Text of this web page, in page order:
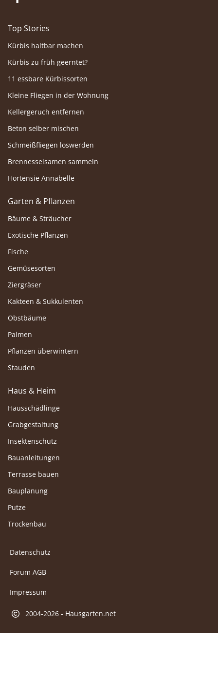
Top Stories
Kürbis haltbar machen
Kürbis zu früh geerntet?
11 essbare Kürbissorten
Kleine Fliegen in der Wohnung
Kellergeruch entfernen
Beton selber mischen
Schmeißfliegen loswerden
Brennesselsamen sammeln
Hortensie Annabelle
Garten & Pflanzen
Bäume & Sträucher
Exotische Pflanzen
Fische
Gemüsesorten
Ziergräser
Kakteen & Sukkulenten
Obstbäume
Palmen
Pflanzen überwintern
Stauden
Haus & Heim
Hausschädlinge
Grabgestaltung
Insektenschutz
Bauanleitungen
Terrasse bauen
Bauplanung
Putze
Trockenbau
Datenschutz
Forum AGB
Impressum
2004-2026 - Hausgarten.net